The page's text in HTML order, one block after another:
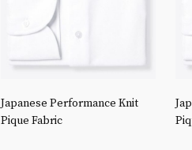
Japanese Performance Knit
Pique Fabric